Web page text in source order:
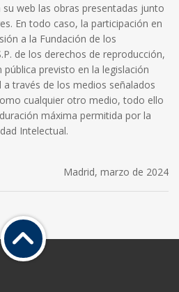
web las obras presentadas junto
En todo caso, la participación en
a la Fundación de los
de los derechos de reproducción,
previsto en la legislación
través de los medios señalados
cualquier otro medio, todo ello
máxima permitida por la
Intelectual.
Madrid, marzo de 2024